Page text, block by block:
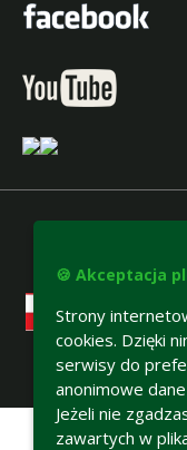
🍪 Akceptacja
Strony
cookies. Dzięki
serwisy do
anonimowe
Jeżeli nie
zawartych w